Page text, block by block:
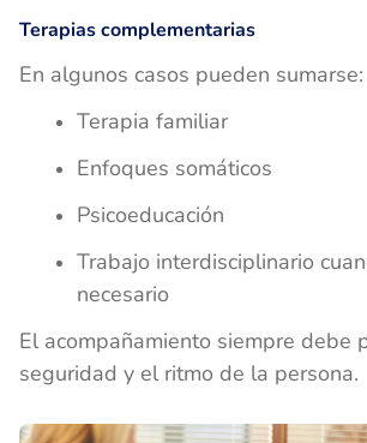
Terapias complementarias
En algunos casos pueden sumarse:
Terapia familiar
Enfoques somáticos
Psicoeducación
Trabajo interdisciplinario
necesario
El acompañamiento siempre debe
seguridad y el ritmo de la persona.